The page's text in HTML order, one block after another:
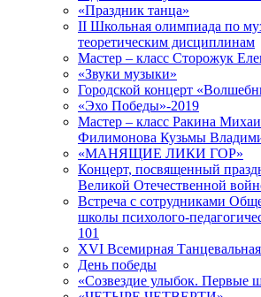
«Праздник танца»
II Школьная олимпиада по
теоретическим дисциплинам
Мастер – класс Сторожук
«Звуки музыки»
Городской концерт
«Эхо Победы»-2019
Мастер – класс Ракина
Филимонова Кузьмы
«МАНЯЩИЕ ЛИКИ ГОР»
Концерт, посвященный
Великой Отечественной
Встреча с сотрудниками
школы психолого-
101
XVI Всемирная
День победы
«Созвездие улыбок. Первые